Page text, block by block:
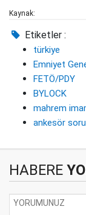
Kaynak:
Etiketler :
türkiye
Emniyet
FETÖ/PDY
BYLOCK
mahrem
ankesör
HABERE